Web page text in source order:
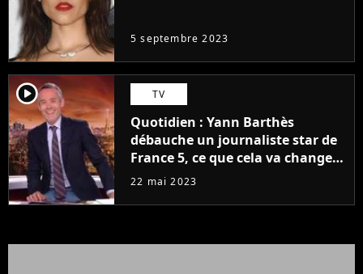
5 septembre 2023
player2 TV
Quotidien : Yann Barthès
débauche un journaliste star de
France 5, ce que cela va changer
à la rentrée
22 mai 2023